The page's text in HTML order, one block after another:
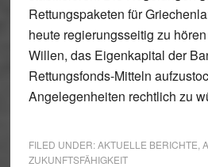
Rettungspaketen für
heute regierungsseitig zu
Willen, das Eigenkapital der
Rettungsfonds-Mitteln
Angelegenheiten rechtlich zu
FILED UNDER:AKTUELLE BERICHTE
ZUKUNFTSFÄHIGKEIT